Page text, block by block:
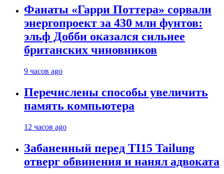
Фанаты «Гарри Поттера» сорвали
энергопроект за 430 млн фунтов:
эльф Добби оказался сильнее
британских чиновников
9 часов ago
Перечислены способы увеличить
память компьютера
12 часов ago
Забаненный перед TI15 Tailung
отверг обвинения и нанял адвоката